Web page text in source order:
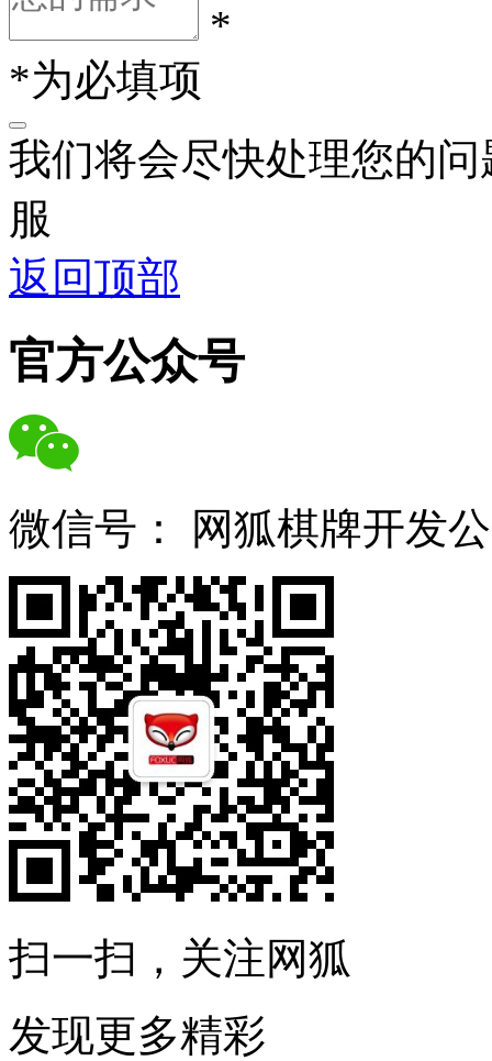
*
*为必填项
我们将会尽快处理您的
服
返回顶部
官方公众号
微信号： 网狐棋牌开发
扫一扫，关注网狐
发现更多精彩